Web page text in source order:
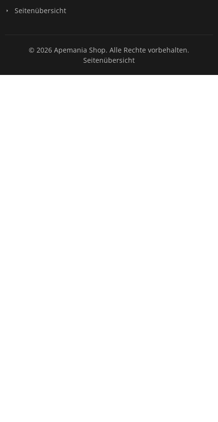
Seitenübersicht
© 2026 Apemania Shop. Alle Rechte vorbehalten.
Seitenübersicht